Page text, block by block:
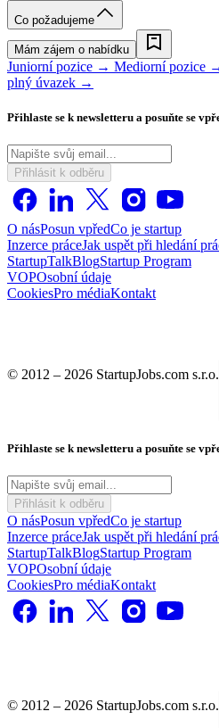
Co požadujeme
Mám zájem o nabídku
Juniorní pozice → Mediorní pozice
plný úvazek →
Přihlaste se k newsletteru a posuňte se
Přihlásit k odběru
O násPosun vpředCo je startup
Inzerce práceJak uspět při hledání
StartupTalkBlogStartup Program
VOPOsobní údaje
CookiesPro médiaKontakt
© 2012 – 2026 StartupJobs.com s.r.o.
Přihlaste se k newsletteru a posuňte se
Přihlásit k odběru
O násPosun vpředCo je startup
Inzerce práceJak uspět při hledání
StartupTalkBlogStartup Program
VOPOsobní údaje
CookiesPro médiaKontakt
© 2012 – 2026 StartupJobs.com s.r.o.